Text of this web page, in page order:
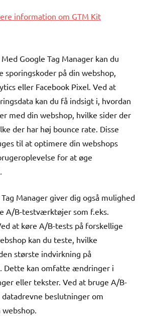
information om GTM Kit
Google Tag Manager kan du
sporingskoder på din webshop,
eller Facebook Pixel. Ved at
kan du få indsigt i, hvordan
med din webshop, hvilke sider der
der har høj bounce rate. Disse
til at optimere din webshops
for at øge
Manager giver dig også mulighed
A/B-testværktøjer som f.eks.
at køre A/B-tests på forskellige
kan du teste, hvilke
største indvirkning på
Dette kan omfatte ændringer i
eller tekster. Ved at bruge A/B-
beslutninger om